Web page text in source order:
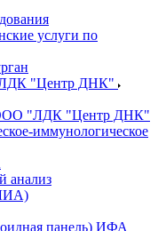
услуги по
"Центр ДНК"
ООО "ЛДК "Центр ДНК"
иммунологическое
анализ
панель) ИФА